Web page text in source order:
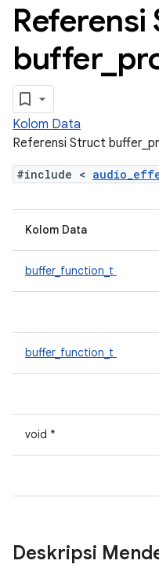
buffer_
Kolom Data
Referensi Struct
#include <
Kolom Data
buffer_function_t
buffer_function_t
void *
Deskripsi